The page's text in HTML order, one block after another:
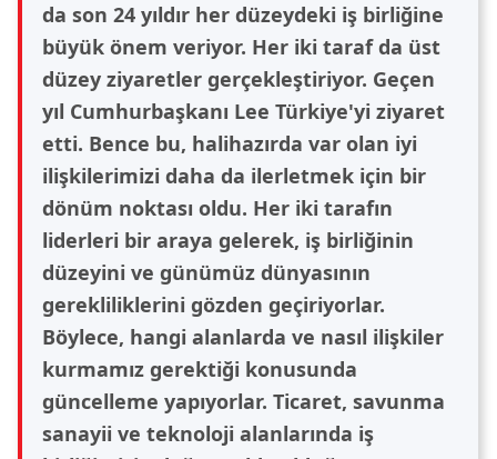
da son 24 yıldır her düzeydeki iş birliğine
büyük önem veriyor. Her iki taraf da üst
düzey ziyaretler gerçekleştiriyor. Geçen
yıl Cumhurbaşkanı Lee Türkiye'yi ziyaret
etti. Bence bu, halihazırda var olan iyi
ilişkilerimizi daha da ilerletmek için bir
dönüm noktası oldu. Her iki tarafın
liderleri bir araya gelerek, iş birliğinin
düzeyini ve günümüz dünyasının
gerekliliklerini gözden geçiriyorlar.
Böylece, hangi alanlarda ve nasıl ilişkiler
kurmamız gerektiği konusunda
güncelleme yapıyorlar. Ticaret, savunma
sanayii ve teknoloji alanlarında iş